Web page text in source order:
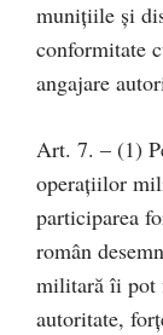
munițiile și
conformitate
angajare
Art. 7. – (1)
operațiilor
participarea
român
militară îi pot
autoritate,